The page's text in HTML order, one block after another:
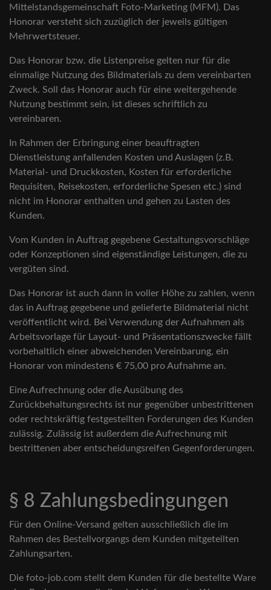
Mittelstandsgemeinschaft Foto-Marketing (MFM). Das
Honorar versteht sich zuzüglich der jeweils gültigen
Mehrwertsteuer.
Das Honorar bzw. die Listenpreise gelten nur für die
einmalige Nutzung des Bildmaterials zu dem vereinbarten
Zweck. Soll das Honorar auch für eine weitergehende
Nutzung bestimmt sein, ist dieses schriftlich zu
vereinbaren.
In Rahmen der Erbringung einer beauftragten
Dienstleistung anfallenden Kosten und Auslagen (z.B.
Material- und Druckkosten, Kosten für erforderliche
Requisiten, Reisekosten, erforderliche Spesen etc.) sind
nicht im Honorar enthalten und gehen zu Lasten des
Kunden.
Vom Kunden in Auftrag gegebene Gestaltungsvorschläge
oder Konzeptionen sind eigenständige Leistungen, die zu
vergüten sind.
Das Honorar ist auch dann in voller Höhe zu zahlen, wenn
das in Auftrag gegebene und gelieferte Bildmaterial nicht
veröffentlicht wird. Bei Verwendung der Aufnahmen als
Arbeitsvorlage für Layout- und Präsentationszwecke fällt
vorbehaltlich einer abweichenden Vereinbarung, ein
Honorar von mindestens € 75,00 pro Aufnahme an.
Eine Aufrechnung oder die Ausübung des
Zurückbehaltungsrechts ist nur gegenüber unbestrittenen
oder rechtskräftig festgestellten Forderungen des Kunden
zulässig. Zulässig ist außerdem die Aufrechnung mit
bestrittenen aber entscheidungsreifen Gegenforderungen.
§ 8 Zahlungsbedingungen
Für den Online-Versand gelten ausschließlich die im
Rahmen des Bestellvorgangs dem Kunden mitgeteilten
Zahlungsarten.
Die foto-job.com stellt dem Kunden für die bestellte Ware